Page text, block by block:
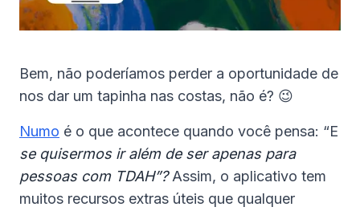
Bem, não poderíamos perder a oportunidade de
nos dar um tapinha nas costas, não é? 😉
Numo é o que acontece quando você pensa: “E
se quisermos ir além de ser apenas para
pessoas com TDAH”?Assim, o aplicativo tem
muitos recursos extras úteis que qualquer